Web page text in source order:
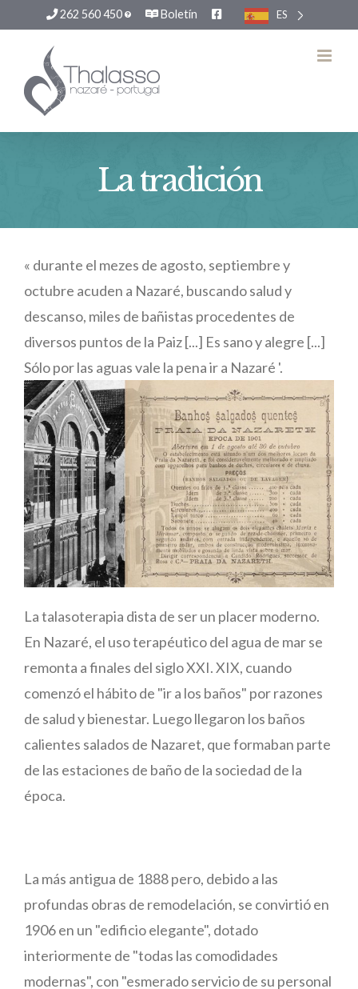
262 560 450 Boletín ES
contenido
La tradición
« durante el mezes de agosto, septiembre y
octubre acuden a Nazaré, buscando salud y
descanso, miles de bañistas procedentes de
diversos puntos de la Paiz [...] Es sano y alegre [...]
Sólo por las aguas vale la pena ir a Nazaré '.
La talasoterapia dista de ser un placer moderno.
En Nazaré, el uso terapéutico del agua de mar se
remonta a finales del siglo XXI. XIX, cuando
comenzó el hábito de "ir a los baños" por razones
de salud y bienestar. Luego llegaron los baños
calientes salados de Nazaret, que formaban parte
de las estaciones de baño de la sociedad de la
época.
La más antigua de 1888 pero, debido a las
profundas obras de remodelación, se convirtió en
1906 en un "edificio elegante", dotado
interiormente de "todas las comodidades
modernas", con "esmerado servicio de su personal